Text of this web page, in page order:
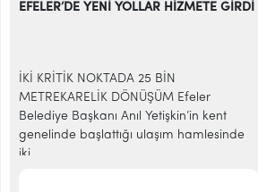
EFELER’DE YENİ YOLLAR HİZMETE GİRDİ
İKİ KRİTİK NOKTADA 25 BİN
METREKARELİK DÖNÜŞÜM Efeler
Belediye Başkanı Anıl Yetişkin’in kent
genelinde başlattığı ulaşım hamlesinde
iki...